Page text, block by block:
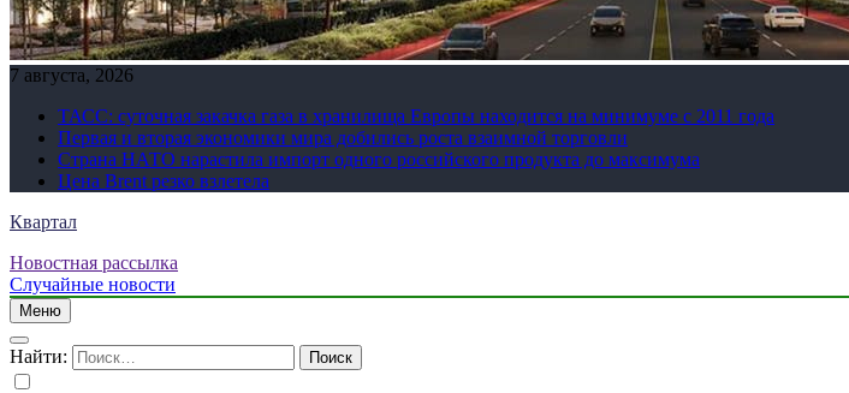
7 августа, 2026
ТАСС: суточная закачка газа в хранилища Европы находится на минимуме с 2011 года
Первая и вторая экономики мира добились роста взаимной торговли
Страна НАТО нарастила импорт одного российского продукта до максимума
Цена Brent резко взлетела
Квартал
Новостная рассылка
Случайные новости
Меню
Найти: